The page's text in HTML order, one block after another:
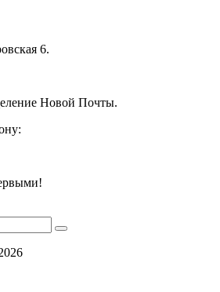
6.
Новой Почты.